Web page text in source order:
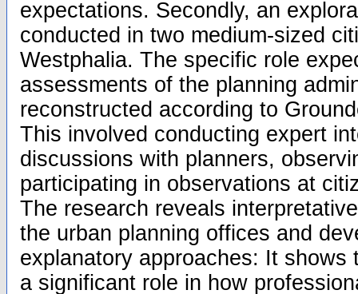
expectations. Secondly, an
conducted in two medium-sized
Westphalia. The specific role
assessments of the planning
reconstructed according to
This involved conducting expert
discussions with planners,
participating in observations at
The research reveals
the urban planning offices and
explanatory approaches: It shows
a significant role in how